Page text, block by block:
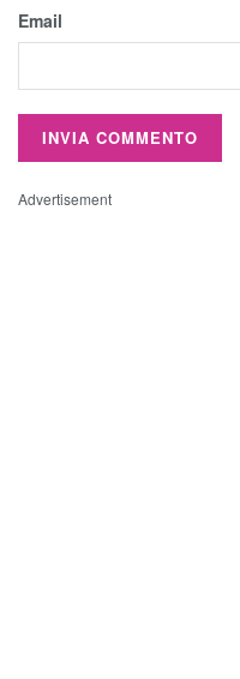
Email
Advertisement